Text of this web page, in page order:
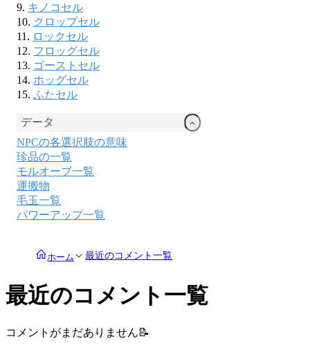
キノコセル
クロップセル
ロックセル
フロッグセル
ゴーストセル
ホッグセル
ふたセル
データ
NPCの各選択肢の意味
珍品の一覧
モルオーブ一覧
運搬物
毛玉一覧
パワーアップ一覧
ホーム 最近のコメント一覧
最近のコメント一覧
コメントがまだありません📝